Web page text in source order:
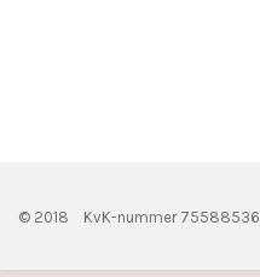
© 2018 KvK-nummer 75588536